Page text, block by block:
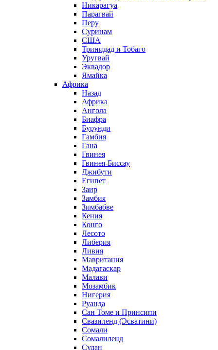
Никарагуа
Парагвай
Перу
Суринам
США
Тринидад и Тобаго
Уругвай
Эквадор
Ямайка
Африка
Назад
Африка
Ангола
Биафра
Бурунди
Гамбия
Гана
Гвинея
Гвинея-Биссау
Джибути
Египет
Заир
Замбия
Зимбабве
Кения
Конго
Лесото
Либерия
Ливия
Мавритания
Мадагаскар
Малави
Мозамбик
Нигерия
Руанда
Сан Томе и Принсипи
Свазиленд (Эсватини)
Сомали
Сомалиленд
Судан